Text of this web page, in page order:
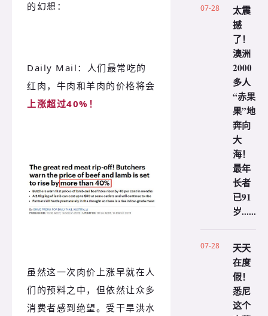
的幻想：
Daily Mail：人们最常吃的
红肉，牛肉和羊肉的价格将会
上涨超过40%！
虽然这一次肉价上涨早就在人
们的预料之中，但依然让众多
消费者感到绝望。受干旱洪水
07-28
太震
撼
了！
澳洲
2000
多人
“赤果
果”地
奔向
大
海！
最年
长者
已91
岁......
07-28
天天
在度
假！
悉尼
这个